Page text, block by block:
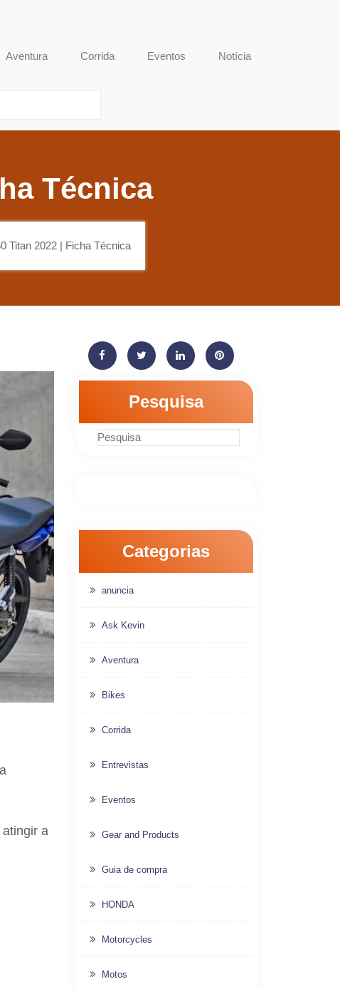
Aventura Corrida Eventos Notícia
Técnica
Titan 2022 | Ficha Técnica
a
Pesquisa
Categorias
anuncia
Ask Kevin
Aventura
Bikes
Corrida
Entrevistas
Eventos
Gear and Products
Guia de compra
HONDA
Motorcycles
Motos